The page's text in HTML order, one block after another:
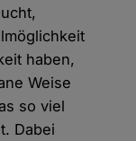
haben,
Weise
so viel
Dabei